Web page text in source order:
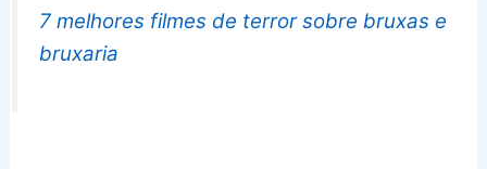
7 melhores filmes de terror sobre bruxas e
bruxaria